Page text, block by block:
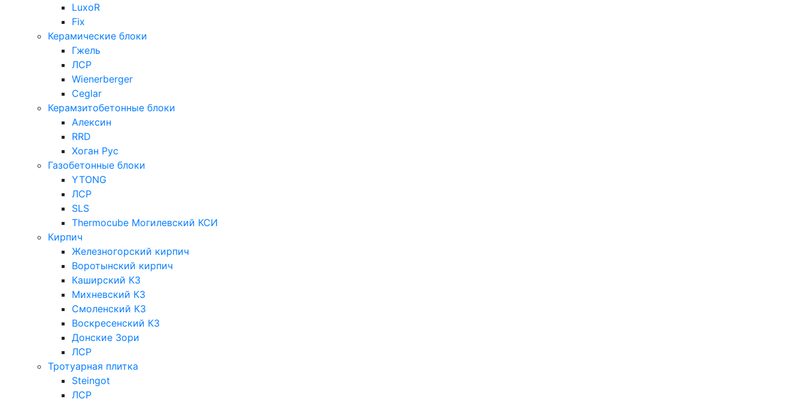
LuxoR
Fix
Керамические блоки
Гжель
ЛСР
Wienerberger
Ceglar
Керамзитобетонные блоки
Алексин
RRD
Хоган Рус
Газобетонные блоки
YTONG
ЛСР
SLS
Thermocube Могилевский КСИ
Кирпич
Железногорский кирпич
Воротынский кирпич
Каширский КЗ
Михневский КЗ
Смоленский КЗ
Воскресенский КЗ
Донские Зори
ЛСР
Тротуарная плитка
Steingot
ЛСР